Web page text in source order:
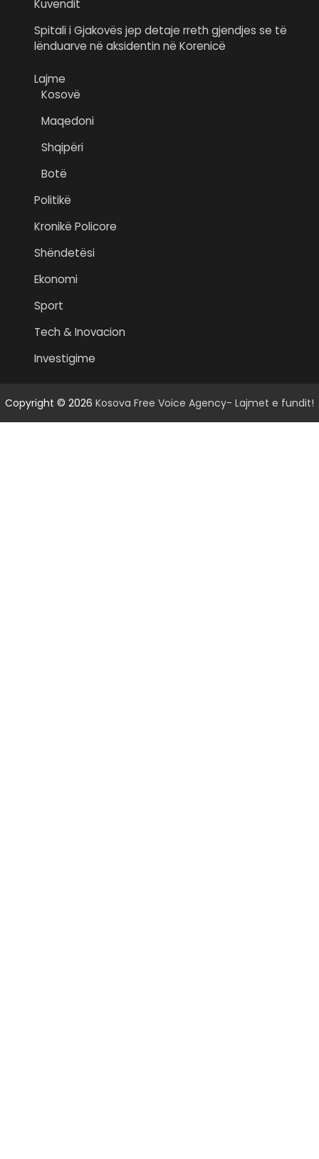
Kuvendit
Spitali i Gjakovës jep detaje rreth gjendjes se të
lënduarve në aksidentin në Korenicë
Lajme
Kosovë
Maqedoni
Shqipëri
Botë
Politikë
Kronikë Policore
Shëndetësi
Ekonomi
Sport
Tech & Inovacion
Investigime